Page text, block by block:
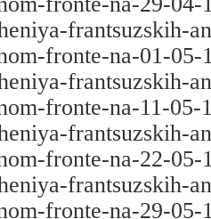
frantsuzskih-
fronte-na-01-05-
frantsuzskih-
fronte-na-11-05-
frantsuzskih-
fronte-na-22-05-
frantsuzskih-
fronte-na-29-05-